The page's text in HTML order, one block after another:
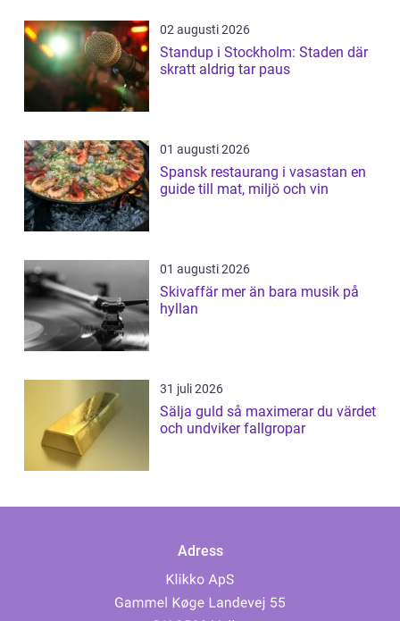
02 augusti 2026
Standup i Stockholm: Staden där
skratt aldrig tar paus
01 augusti 2026
Spansk restaurang i vasastan en
guide till mat, miljö och vin
01 augusti 2026
Skivaffär mer än bara musik på
hyllan
31 juli 2026
Sälja guld så maximerar du värdet
och undviker fallgropar
Adress